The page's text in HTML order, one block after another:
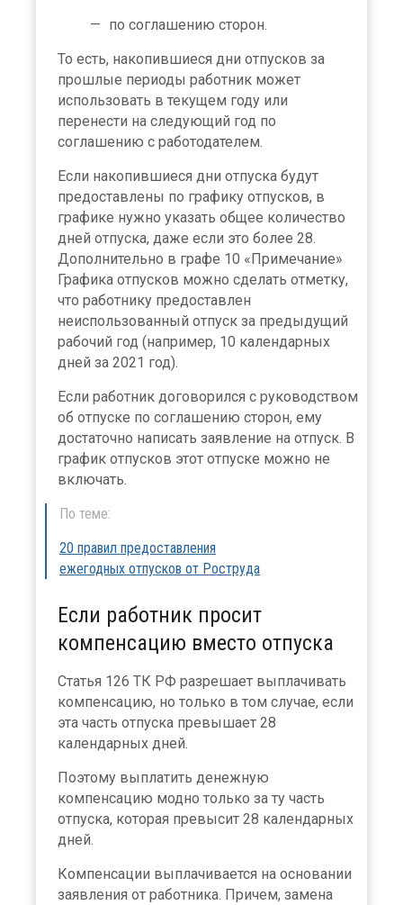
по соглашению сторон.
То есть, накопившиеся дни отпусков за
прошлые периоды работник может
использовать в текущем году или
перенести на следующий год по
соглашению с работодателем.
Если накопившиеся дни отпуска будут
предоставлены по графику отпусков, в
графике нужно указать общее количество
дней отпуска, даже если это более 28.
Дополнительно в графе 10 «Примечание»
Графика отпусков можно сделать отметку,
что работнику предоставлен
неиспользованный отпуск за предыдущий
рабочий год (например, 10 календарных
дней за 2021 год).
Если работник договорился с руководством
об отпуске по соглашению сторон, ему
достаточно написать заявление на отпуск. В
график отпусков этот отпуске можно не
включать.
По теме:
20 правил предоставления
ежегодных отпусков от Роструда
Если работник просит
компенсацию вместо отпуска
Статья 126 ТК РФ разрешает выплачивать
компенсацию, но только в том случае, если
эта часть отпуска превышает 28
календарных дней.
Поэтому выплатить денежную
компенсацию модно только за ту часть
отпуска, которая превысит 28 календарных
дней.
Компенсации выплачивается на основании
заявления от работника. Причем, замена